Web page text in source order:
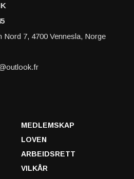
Nord 7, 4700 Vennesla, Norge
MEDLEMSKAP
LOVEN
ARBEIDSRETT
VILKÅR